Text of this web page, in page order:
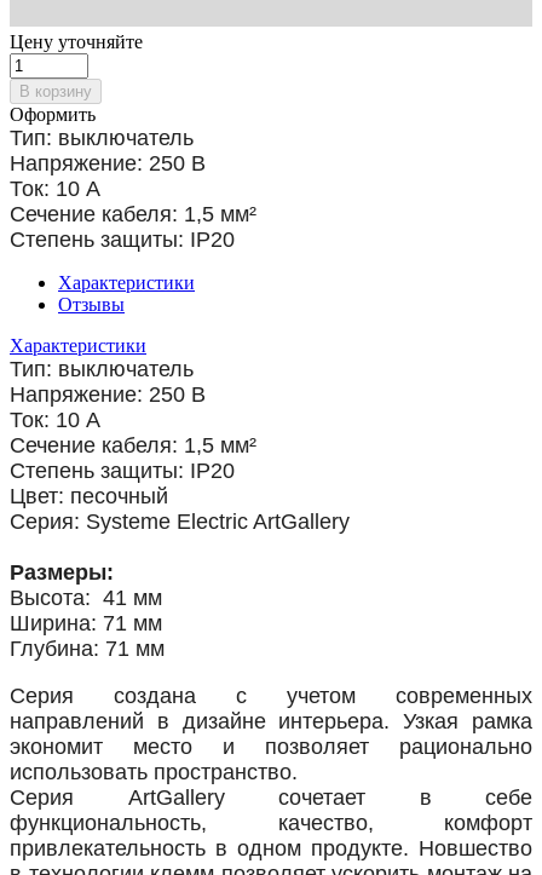
Цену уточняйте
В корзину
Оформить
Тип: выключатель
Напряжение: 250 В
Ток: 10 А
Сечение кабеля: 1,5 мм²
Степень защиты: IP20
Характеристики
Отзывы
Характеристики
Тип: выключатель
Напряжение: 250 В
Ток: 10 А
Сечение кабеля: 1,5 мм²
Степень защиты: IP20
Цвет: песочный
Серия: Systeme Electric ArtGallery
Размеры:
Высота: 41 мм
Ширина: 71 мм
Глубина: 71 мм
Серия создана с учетом современных
направлений в дизайне интерьера. Узкая рамка
экономит место и позволяет рационально
использовать пространство.
Серия ArtGallery сочетает в себе
функциональность, качество, комфорт
привлекательность в одном продукте. Новшество